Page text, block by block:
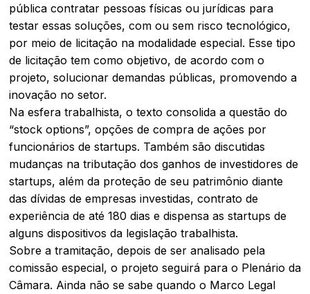
pública contratar pessoas físicas ou jurídicas para
testar essas soluções, com ou sem risco tecnológico,
por meio de licitação na modalidade especial. Esse tipo
de licitação tem como objetivo, de acordo com o
projeto, solucionar demandas públicas, promovendo a
inovação no setor.
Na esfera trabalhista, o texto consolida a questão do
“stock options”, opções de compra de ações por
funcionários de startups. Também são discutidas
mudanças na tributação dos ganhos de investidores de
startups, além da proteção de seu patrimônio diante
das dívidas de empresas investidas, contrato de
experiência de até 180 dias e dispensa as startups de
alguns dispositivos da legislação trabalhista.
Sobre a tramitação, depois de ser analisado pela
comissão especial, o projeto seguirá para o Plenário da
Câmara. Ainda não se sabe quando o Marco Legal